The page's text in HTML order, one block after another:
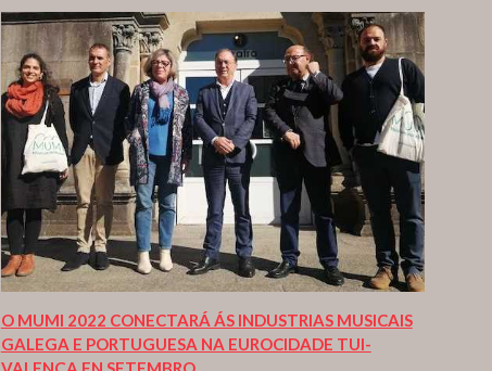
O MUMI 2022 CONECTARÁ ÁS INDUSTRIAS MUSICAIS
GALEGA E PORTUGUESA NA EUROCIDADE TUI-